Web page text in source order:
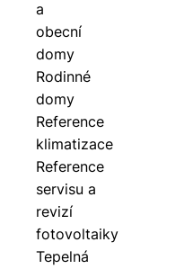
a
obecní
domy
Rodinné
domy
Reference
klimatizace
Reference
servisu a
revizí
fotovoltaiky
Tepelná